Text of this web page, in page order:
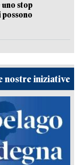
uno stop
nostre iniziative